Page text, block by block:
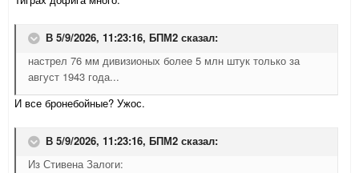
В 5/9/2026, 11:23:16, БПМ2 сказал:
настрел 76 мм дивизионых более 5 млн штук только за
август 1943 года...
И все бронебойные? Ужос.
В 5/9/2026, 11:23:16, БПМ2 сказал:
Из Стивена Залоги: